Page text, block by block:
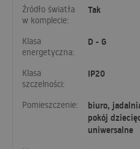
Źródło światła
w komplecie:
Tak
Klasa
energetyczna:
D - G
Klasa
szczelności:
IP20
Pomieszczenie:
biuro,
pokój
uniwersalne